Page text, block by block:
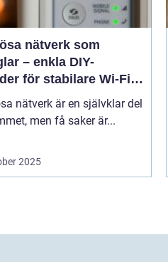
nätverk som
– enkla DIY-
för stabilare Wi-Fi i
nätverk är en självklar del
men få saker är...
2025